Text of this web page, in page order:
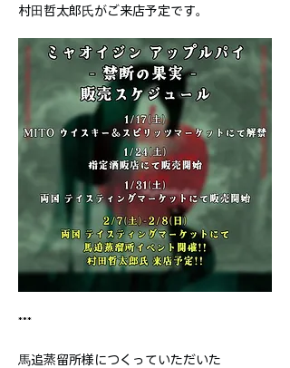
村田哲太郎氏がご来店予定です。
***
馬追蒸留所様につくっていただいた